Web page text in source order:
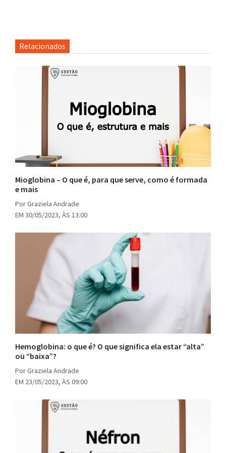
Relacionados
Mioglobina – O que é, para que serve, como é formada
e mais
Por Graziela Andrade
EM 30/05/2023, ÀS 13:00
Hemoglobina: o que é? O que significa ela estar “alta”
ou “baixa”?
Por Graziela Andrade
EM 23/05/2023, ÀS 09:00